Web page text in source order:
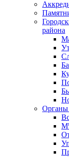
района
Органы